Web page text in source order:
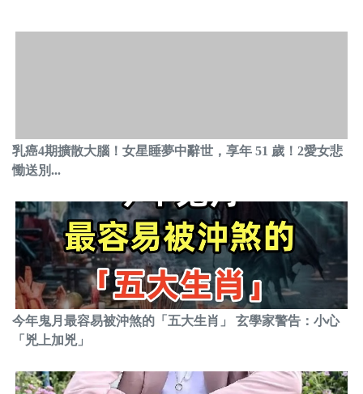
乳癌4期擴散大腦！女星睡夢中辭世，享年 51 歲！2愛女悲
慟送別...
今年鬼月最容易被沖煞的「五大生肖」 玄學家警告：小心
「兇上加兇」